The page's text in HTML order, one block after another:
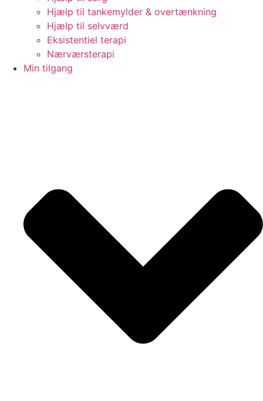
Hjælp til tankemylder & overtænkning
Hjælp til selvværd
Eksistentiel terapi
Nærværsterapi
Min tilgang